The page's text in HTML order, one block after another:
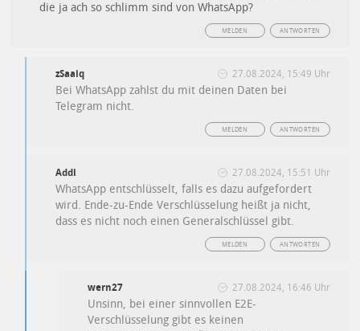
die ja ach so schlimm sind von WhatsApp?
ANTWORTEN
MELDEN
zSaaiq 27.08.2024, 15:49 Uhr
Bei WhatsApp zahlst du mit deinen Daten bei
Telegram nicht.
ANTWORTEN
MELDEN
Addi 27.08.2024, 15:51 Uhr
WhatsApp entschlüsselt, falls es dazu aufgefordert
wird. Ende-zu-Ende Verschlüsselung heißt ja nicht,
dass es nicht noch einen Generalschlüssel gibt.
ANTWORTEN
MELDEN
wern27 27.08.2024, 16:46 Uhr
Unsinn, bei einer sinnvollen E2E-
Verschlüsselung gibt es keinen